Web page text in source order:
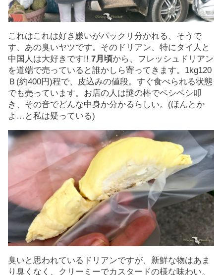
これはこれは好き嫌いがパックリ分かれる、そうで
す、あの臭いヤツです。そのドリアン、特にタイ人と
中国人は大好きです!! 7月頃から、フレッシュドリアン
を道端で売っていると誰かしら寄ってきます。1kg120
Ｂ(約400円)程で、皮込みの値段。すぐ食べられる状態
でも売っています。お店の人は謎の棒でベシベシ叩
き、その音でどんな中身か分かるらしい。(ほんとか
よ…と私は疑っている)
臭いと思われているドリアンですが、新鮮な物はあま
り臭くなく、クリーミーでカスタードの様な味わい。